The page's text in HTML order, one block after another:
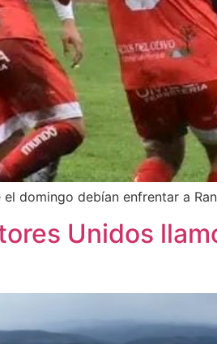
domingo debían enfrentar a
Unidos